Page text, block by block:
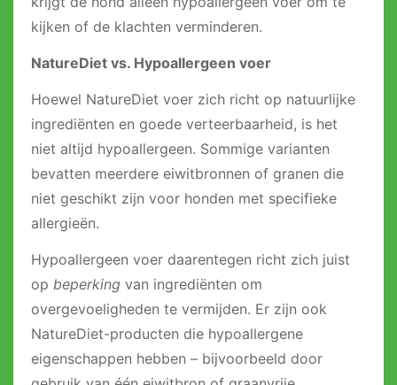
kijken of de klachten verminderen.
NatureDiet vs. Hypoallergeen voer
Hoewel NatureDiet voer zich richt op natuurlijke
ingrediënten en goede verteerbaarheid, is het
niet altijd hypoallergeen. Sommige varianten
bevatten meerdere eiwitbronnen of granen die
niet geschikt zijn voor honden met specifieke
allergieën.
Hypoallergeen voer daarentegen richt zich juist
op beperking van ingrediënten om
overgevoeligheden te vermijden. Er zijn ook
NatureDiet-producten die hypoallergene
eigenschappen hebben – bijvoorbeeld door